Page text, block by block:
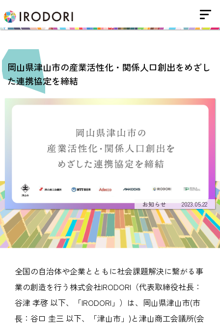
岡山県津山市の産業活性化・関係人口創出をめざし
た連携協定を締結
お知らせ 2023.05.22
全国の自治体や企業とともに社会課題解決に繋がる事
業の創造を行う株式会社IRODORI（代表取締役社長：
谷津 孝啓 以下、「IRODORI」）は、岡山県津山市(市
⻑：谷口 圭三 以下、「津山市」)と津山商工会議所(会